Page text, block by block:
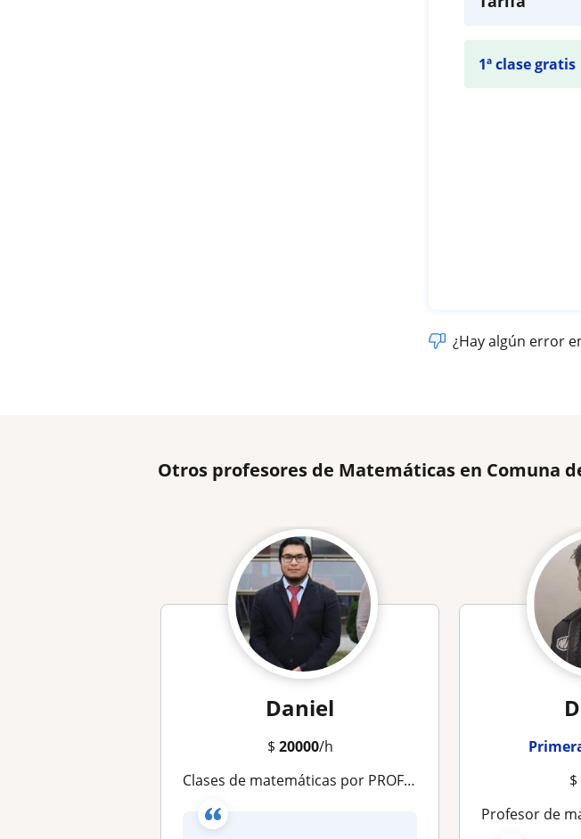
1ª clase gratis
¿Hay algún error
Otros profesores de Matemáticas en Comuna
Daniel
$ 20000/h
Clases de matemáticas por PROFESOR de Liceo Bicentenario en Gran Concepción
$
Profesor de